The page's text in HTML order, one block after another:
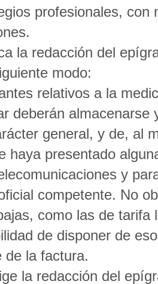
profesionales,
la redacción del
modo:
relativos a la
deberán
general, y de, al
haya presentado
y
competente. No
como las de
de disponer de
de la factura.
la redacción del